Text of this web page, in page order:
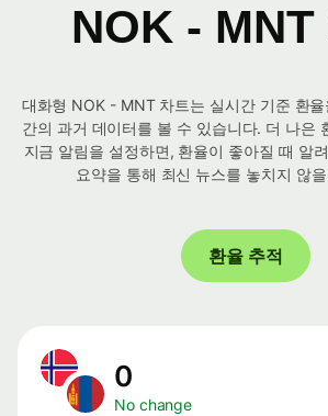
NOK - MNT
대화형 NOK - MNT 차트는 실시간 기준 환
간의 과거 데이터를 볼 수 있습니다. 더 나은
지금 알림을 설정하면, 환율이 좋아질 때 알
요약을 통해 최신 뉴스를 놓치지 않
환율 추적
0
No change